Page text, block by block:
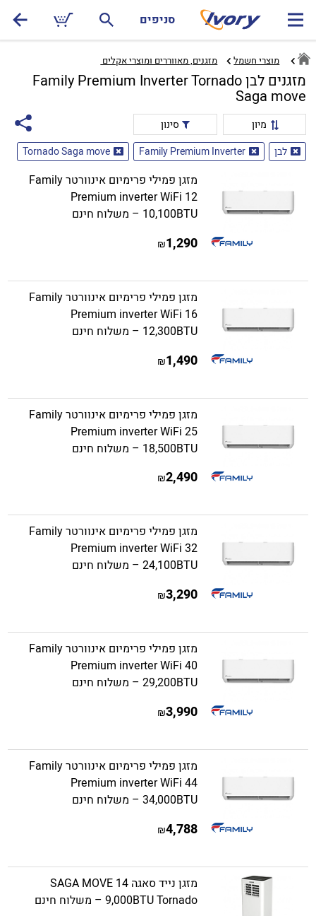
סניפים
מוצרי חשמל מזגנים, מאווררים ומוצרי אקלים ‏
מזגנים לבן Family Premium Inverter Tornado
Saga move
מיון
סינון
לבן
Family Premium Inverter
Tornado Saga move
מזגן פמילי פרימיום אינוורטר Family
Premium inverter WiFi 12
10,100BTU – משלוח חינם
1,290
₪
מזגן פמילי פרימיום אינוורטר Family
Premium inverter WiFi 16
12,300BTU – משלוח חינם
1,490
₪
מזגן פמילי פרימיום אינוורטר Family
Premium inverter WiFi 25
18,500BTU – משלוח חינם
2,490
₪
מזגן פמילי פרימיום אינוורטר Family
Premium inverter WiFi 32
24,100BTU – משלוח חינם
3,290
₪
מזגן פמילי פרימיום אינוורטר Family
Premium inverter WiFi 40
29,200BTU – משלוח חינם
3,990
₪
מזגן פמילי פרימיום אינוורטר Family
Premium inverter WiFi 44
34,000BTU – משלוח חינם
4,788
₪
מזגן נייד סאגה SAGA MOVE 14
9,000BTU Tornado – משלוח חינם